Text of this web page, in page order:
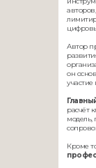
Автор
он
расчёт
модель,
Кроме